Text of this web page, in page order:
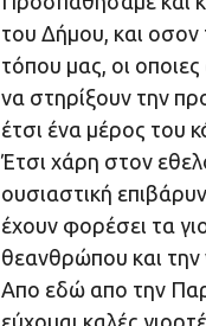
του Δήμου, και οσον
τόπου μας, οι
να στηρίξουν την
έτσι ένα μέρος του
Έτσι χάρη στον
ουσιαστική
έχουν φορέσει τα
θεανθρώπου και την
Απο εδώ απο την
εύχομαι καλές